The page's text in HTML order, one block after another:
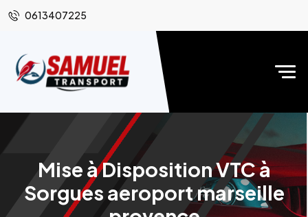
0613407225
Mise à Disposition VTC à
Sorgues aeroport marseille